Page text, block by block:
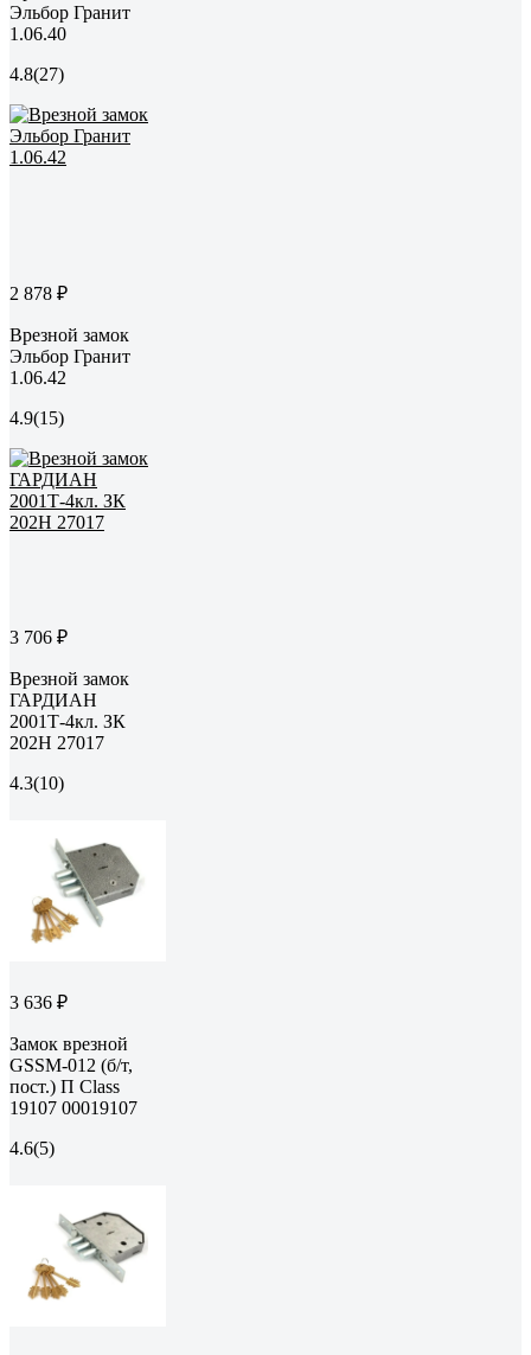
Эльбор Гранит
1.06.40
4.8(27)
2 878 ₽
Врезной замок
Эльбор Гранит
1.06.42
4.9(15)
3 706 ₽
Врезной замок
ГАРДИАН
2001Т-4кл. ЗК
202Н 27017
4.3(10)
3 636 ₽
Замок врезной
GSSM-012 (б/т,
пост.) П Class
19107 00019107
4.6(5)